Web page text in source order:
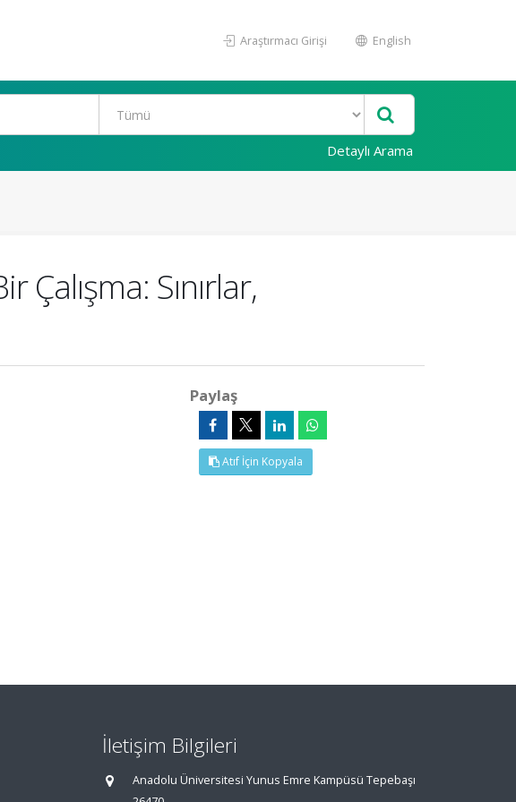
Araştırmacı Girişi English
Detaylı Arama
Sınırlar,
Paylaş
Atıf İçin Kopyala
İletişim Bilgileri
Anadolu Üniversitesi Yunus Emre Kampüsü Tepebaşı